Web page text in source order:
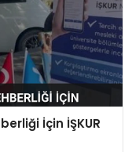
İçin İŞKUR